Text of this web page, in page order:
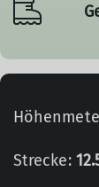
Strecke: